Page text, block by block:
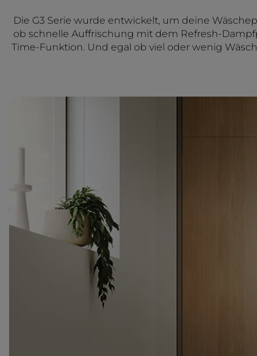
Die G3 Serie wurde entwickelt, um deine
ob schnelle Auffrischung mit dem Refresh-
Time-Funktion. Und egal ob viel oder wenig